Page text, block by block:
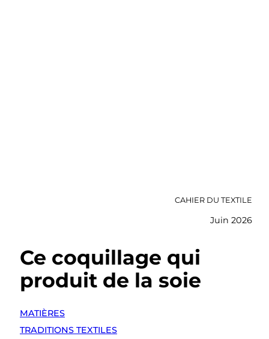
CAHIER DU TEXTILE
Juin 2026
Ce coquillage qui
produit de la soie
MATIÈRES
TRADITIONS TEXTILES